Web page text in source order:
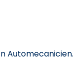
Automecanicien.